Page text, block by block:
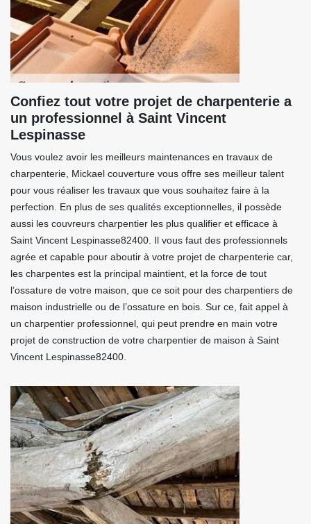
Confiez tout votre projet de charpenterie a
un professionnel à Saint Vincent
Lespinasse
Vous voulez avoir les meilleurs maintenances en travaux de
charpenterie, Mickael couverture vous offre ses meilleur talent
pour vous réaliser les travaux que vous souhaitez faire à la
perfection. En plus de ses qualités exceptionnelles, il possède
aussi les couvreurs charpentier les plus qualifier et efficace à
Saint Vincent Lespinasse82400. Il vous faut des professionnels
agrée et capable pour aboutir à votre projet de charpenterie car,
les charpentes est la principal maintient, et la force de tout
l’ossature de votre maison, que ce soit pour des charpentiers de
maison industrielle ou de l’ossature en bois. Sur ce, fait appel à
un charpentier professionnel, qui peut prendre en main votre
projet de construction de votre charpentier de maison à Saint
Vincent Lespinasse82400.